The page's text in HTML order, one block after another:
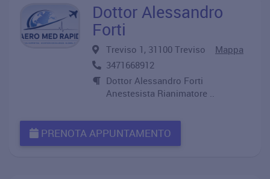
Dottor Alessandro
Forti
Treviso 1, 31100 Treviso Mappa
3471668912
Dottor Alessandro Forti
Anestesista Rianimatore ..
PRENOTA APPUNTAMENTO